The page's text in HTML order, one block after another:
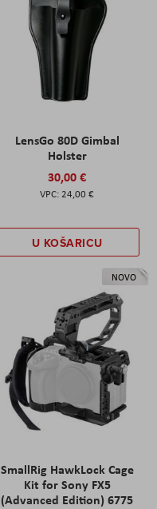
LensGo 80D Gimbal
Holster
30,00 €
24,00 €
U KOŠARICU
NOVO
SmallRig HawkLock Cage
Kit for Sony FX5
(Advanced Edition) 6775